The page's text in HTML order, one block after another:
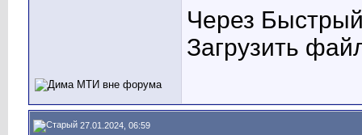
Через
Загрузить
27.01.2024, 06:59